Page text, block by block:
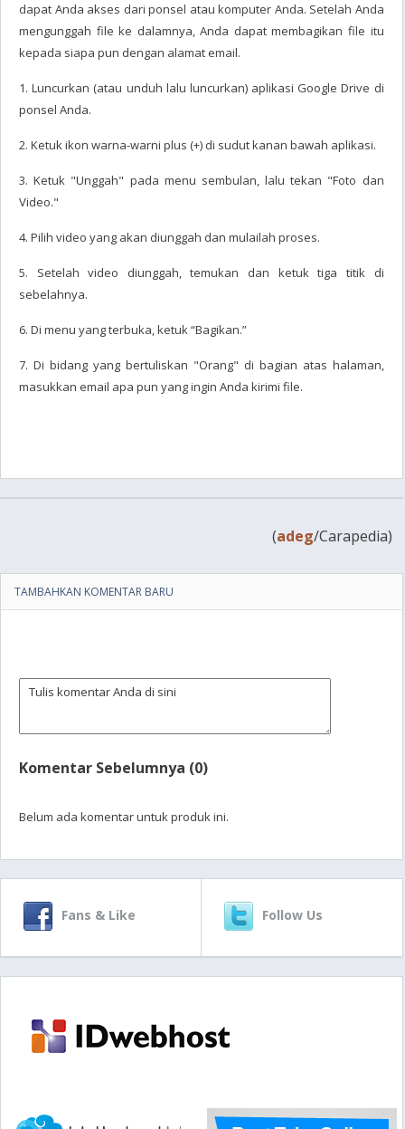
dapat Anda akses dari ponsel atau komputer Anda. Setelah Anda
mengunggah file ke dalamnya, Anda dapat membagikan file itu
kepada siapa pun dengan alamat email.
1. Luncurkan (atau unduh lalu luncurkan) aplikasi Google Drive di
ponsel Anda.
2. Ketuk ikon warna-warni plus (+) di sudut kanan bawah aplikasi.
3. Ketuk "Unggah" pada menu sembulan, lalu tekan "Foto dan
Video."
4. Pilih video yang akan diunggah dan mulailah proses.
5. Setelah video diunggah, temukan dan ketuk tiga titik di
sebelahnya.
6. Di menu yang terbuka, ketuk “Bagikan.”
7. Di bidang yang bertuliskan "Orang" di bagian atas halaman,
masukkan email apa pun yang ingin Anda kirimi file.
(adeg/Carapedia)
TAMBAHKAN KOMENTAR BARU
Komentar Sebelumnya (0)
Belum ada komentar untuk produk ini.
Fans & Like Follow Us